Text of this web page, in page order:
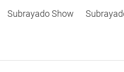
Subrayado Show